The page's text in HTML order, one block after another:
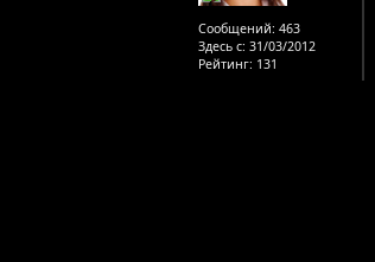
Сообщений: 463
Здесь с: 31/03/2012
Рейтинг: 131